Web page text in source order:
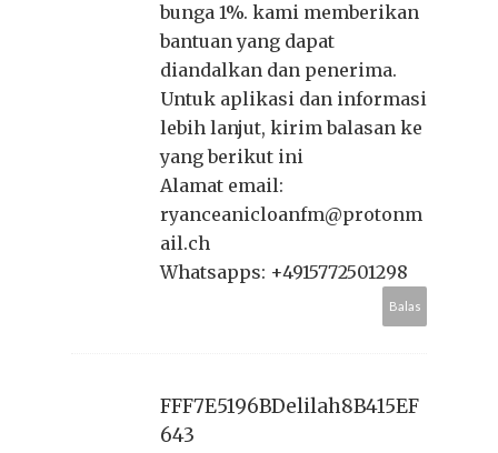
bunga 1%. kami memberikan
bantuan yang dapat
diandalkan dan penerima.
Untuk aplikasi dan informasi
lebih lanjut, kirim balasan ke
yang berikut ini
Alamat email:
ryanceanicloanfm@protonm
ail.ch
Whatsapps: +4915772501298
Balas
FFF7E5196BDelilah8B415EF
643